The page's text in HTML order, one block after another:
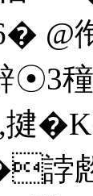
@
穜
揵
誖